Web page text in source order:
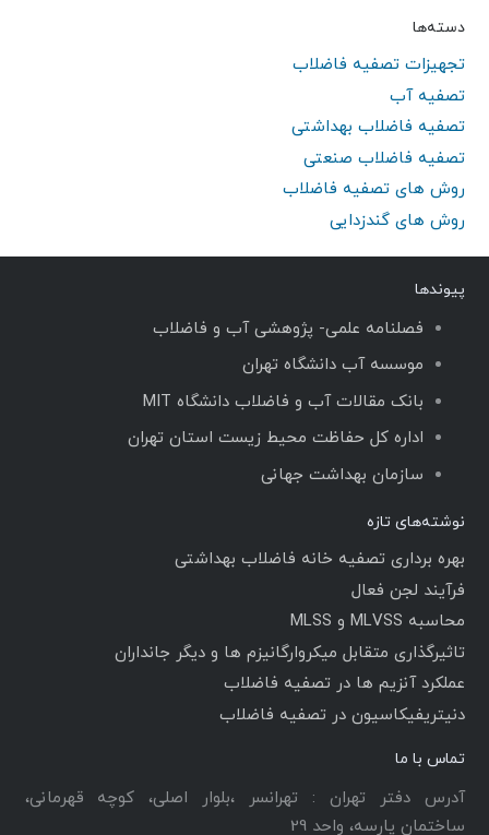
دسته‌ها
تجهیزات تصفیه فاضلاب
تصفیه آب
تصفیه فاضلاب بهداشتی
تصفیه فاضلاب صنعتی
روش های تصفیه فاضلاب
روش های گندزدایی
پیوندها
فصلنامه علمی- پژوهشی آب و فاضلاب
موسسه آب دانشگاه تهران
بانک مقالات آب و فاضلاب دانشگاه MIT
اداره کل حفاظت محیط زیست استان تهران
سازمان بهداشت جهانی
نوشته‌های تازه
بهره برداری تصفیه خانه فاضلاب بهداشتی
فرآیند لجن فعال
محاسبه MLVSS و MLSS
تاثیرگذاری متقابل میکروارگانیزم ها و دیگر جانداران
عملکرد آنزیم ها در تصفیه فاضلاب
دنیتریفیکاسیون در تصفیه فاضلاب
تماس با ما
آدرس دفتر تهران : تهرانسر ،بلوار اصلی، کوچه قهرمانی،
ساختمان پارسه، واحد 29